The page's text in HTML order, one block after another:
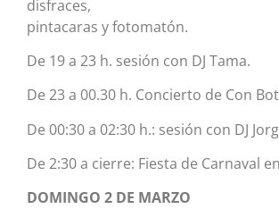
disfraces,
pintacaras y fotomatón.
De 19 a 23 h. sesión con DJ Tama.
De 23 a 00.30 h. Concierto de Con
De 00:30 a 02:30 h.: sesión con DJ
De 2:30 a cierre: Fiesta de Carnaval
DOMINGO 2 DE MARZO